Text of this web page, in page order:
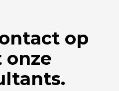
op
onze